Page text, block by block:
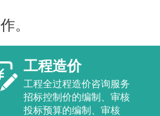
。
工程造价
工程全过程造价咨询服务
招标控制价的编制、审核
投标预算的编制、审核